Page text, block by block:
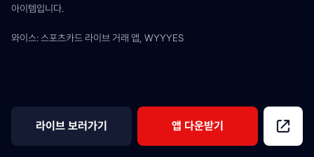
아이템입니다.
와이스: 스포츠카드 라이브 거래 앱, WYYYES
라이브 보러가기 앱 다운받기